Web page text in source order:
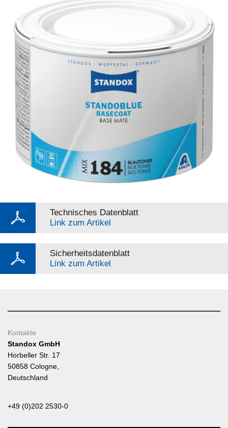
Technisches Datenblatt
Link zum Artikel
Sicherheitsdatenblatt
Link zum Artikel
Kontakte
Standox GmbH
Horbeller Str. 17
50858 Cologne,
Deutschland
+49 (0)202 2530-0